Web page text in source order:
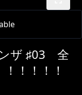
ンザ ♯03 全
！！！！